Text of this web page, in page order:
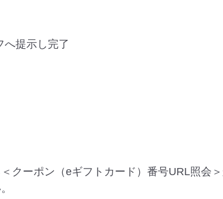
へ提示し完了
クーポン（eギフトカード）番号URL照会